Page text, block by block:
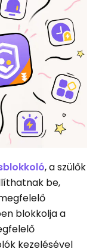
, a szülők
be,
blokkolja a
kezelésével